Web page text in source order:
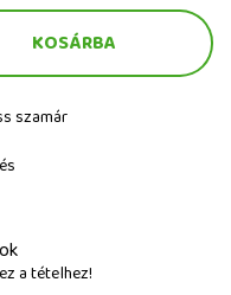
szamár
a tételhez!